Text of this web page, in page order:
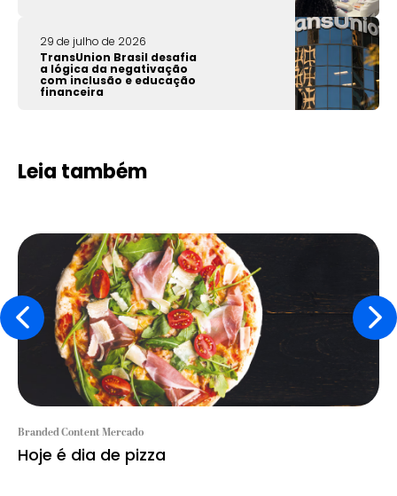
29 de julho de 2026
TransUnion Brasil desafia
a lógica da negativação
com inclusão e educação
financeira
Leia também
Branded Content Mercado
Hoje é dia de pizza